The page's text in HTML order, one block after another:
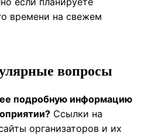
времени на свежем
вопросы
подробную информацию
Ссылки на
организаторов и их